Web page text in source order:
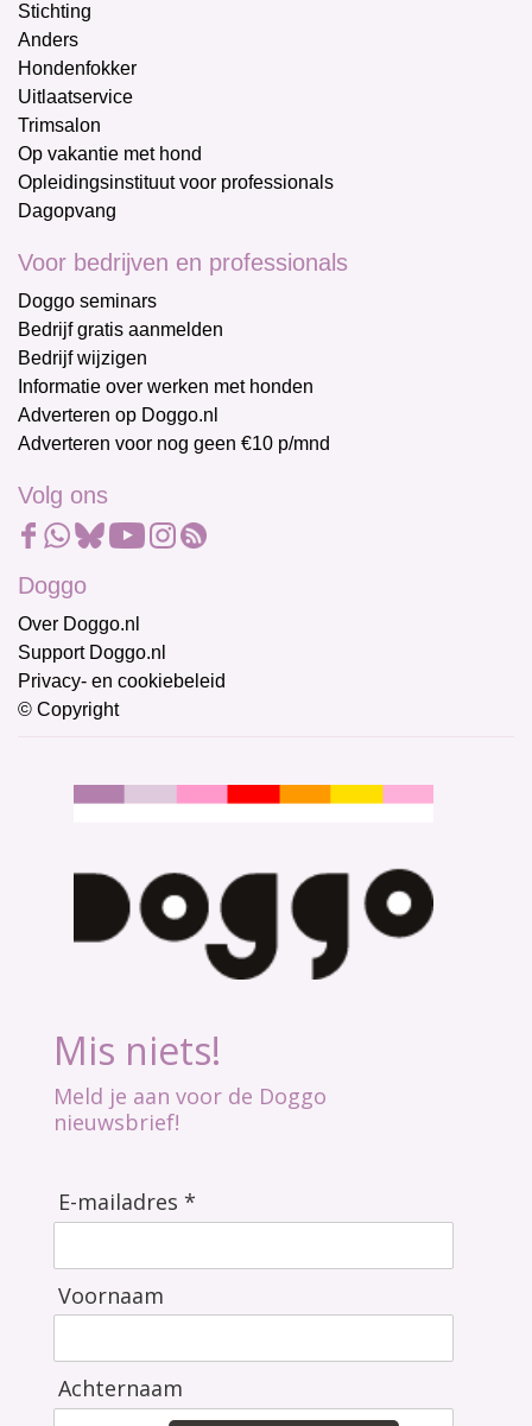
Stichting
Anders
Hondenfokker
Uitlaatservice
Trimsalon
Op vakantie met hond
Opleidingsinstituut voor professionals
Dagopvang
Voor bedrijven en professionals
Doggo seminars
Bedrijf gratis aanmelden
Bedrijf wijzigen
Informatie over werken met honden
Adverteren op Doggo.nl
Adverteren voor nog geen €10 p/mnd
Volg ons
Doggo
Over Doggo.nl
Support Doggo.nl
Privacy- en cookiebeleid
© Copyright
Mis niets!
Meld je aan voor de Doggo
nieuwsbrief!
E-mailadres *
Voornaam
Achternaam